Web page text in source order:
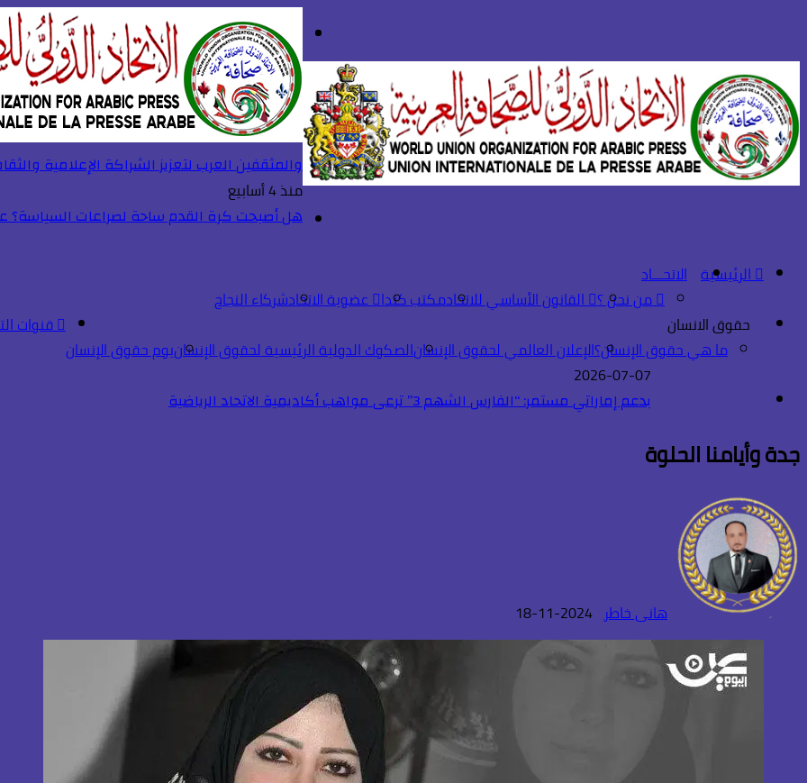
بحث
عن
تسجيل
الدخول
القائمة
الرئيسية الاتحـــاد
من نحن ؟ القانون الأساسي للاتحادمكتب كندا عضوية الاتحادشركاء النجاح
حقوق الانسان
ما هي حقوق الإنسان؟الإعلان العالمي لحقوق الإنسانالصكوك الدولية الرئيسية لحقوق الإنسانيوم حقوق الإنسان
قنوات
جدة وأيامنا الحلوة
هانى خاطر 2024-11-18
والمثقفين العرب لتعزيز الشراكة الإعلامية
منذ 4 أسابيع
هل أصبحت كرة القدم ساحة لصراعات السياسة؟
2026-07-07
بدعم إماراتي مستمر: “الفارس الشهم 3” ترعى مواهب أكاديمية الاتحاد الرياضية